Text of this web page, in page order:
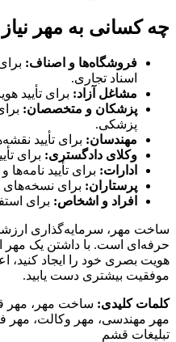
چه کسانی به مهر نیاز
فروشگاه‌ها و اصناف:
اسناد تجاری.
مشاغل آزاد: برای تأیید
پزشکان و متخصصان:
پزشکی.
مهندسان: برای تأیید
وکلای دادگستری: برای
ادارات: برای تأیید نامه‌ها
پرستاران: برای نسخه‌های
افراد و اشخاص: برای
ساخت مهر، سرمایه‌گذاری
حرفه‌ای است. با داشتن یک مهر
هویت بصری خود را ایجاد کنید،
موفقیت بیشتری دست یابید.
کلمات کلیدی: ساخت مهر، مهر
مهر مهندسی، مهر وکالت، مهر
تبلیغات قشم